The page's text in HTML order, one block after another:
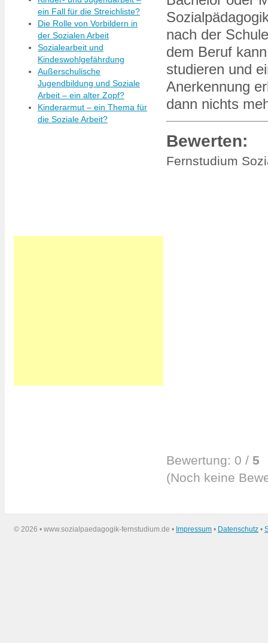
nach der
dem Beruf
studieren und
Anerkennung
dann nichts
Bewerten:
Fernstudium
Bewertung: 0 / 5
(Noch keine
ein Fall für die Streichliste?
Die Rolle von Vorbildern in
der Sozialen Arbeit
Sozialearbeit und
Kindeswohlgefährdung
Außerschulische
Jugendbildung und Soziale
Arbeit – ein alter Zopf?
Kinderarmut – ein Thema für
die Soziale Arbeit?
© 2026 • www.sozialpaedagogik-fernstudium.de • Impressum • Datenschutz •